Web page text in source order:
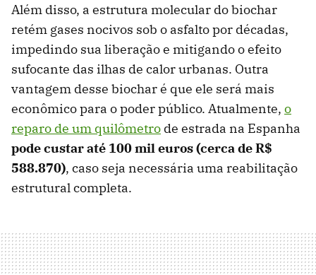
Além disso, a estrutura molecular do biochar
retém gases nocivos sob o asfalto por décadas,
impedindo sua liberação e mitigando o efeito
sufocante das ilhas de calor urbanas. Outra
vantagem desse biochar é que ele será mais
econômico para o poder público. Atualmente, o
reparo de um quilômetro de estrada na Espanha
pode custar até 100 mil euros (cerca de R$
588.870), caso seja necessária uma reabilitação
estrutural completa.